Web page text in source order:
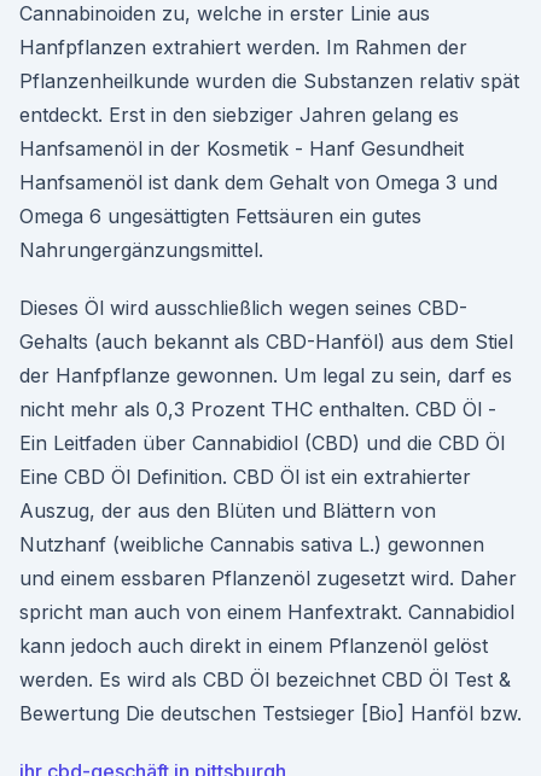
Cannabinoiden zu, welche in erster Linie aus
Hanfpflanzen extrahiert werden. Im Rahmen der
Pflanzenheilkunde wurden die Substanzen relativ spät
entdeckt. Erst in den siebziger Jahren gelang es
Hanfsamenöl in der Kosmetik - Hanf Gesundheit
Hanfsamenöl ist dank dem Gehalt von Omega 3 und
Omega 6 ungesättigten Fettsäuren ein gutes
Nahrungergänzungsmittel.
Dieses Öl wird ausschließlich wegen seines CBD-
Gehalts (auch bekannt als CBD-Hanföl) aus dem Stiel
der Hanfpflanze gewonnen. Um legal zu sein, darf es
nicht mehr als 0,3 Prozent THC enthalten. CBD Öl -
Ein Leitfaden über Cannabidiol (CBD) und die CBD Öl
Eine CBD Öl Definition. CBD Öl ist ein extrahierter
Auszug, der aus den Blüten und Blättern von
Nutzhanf (weibliche Cannabis sativa L.) gewonnen
und einem essbaren Pflanzenöl zugesetzt wird. Daher
spricht man auch von einem Hanfextrakt. Cannabidiol
kann jedoch auch direkt in einem Pflanzenöl gelöst
werden. Es wird als CBD Öl bezeichnet CBD Öl Test &
Bewertung Die deutschen Testsieger [Bio] Hanföl bzw.
ihr cbd-geschäft in pittsburgh